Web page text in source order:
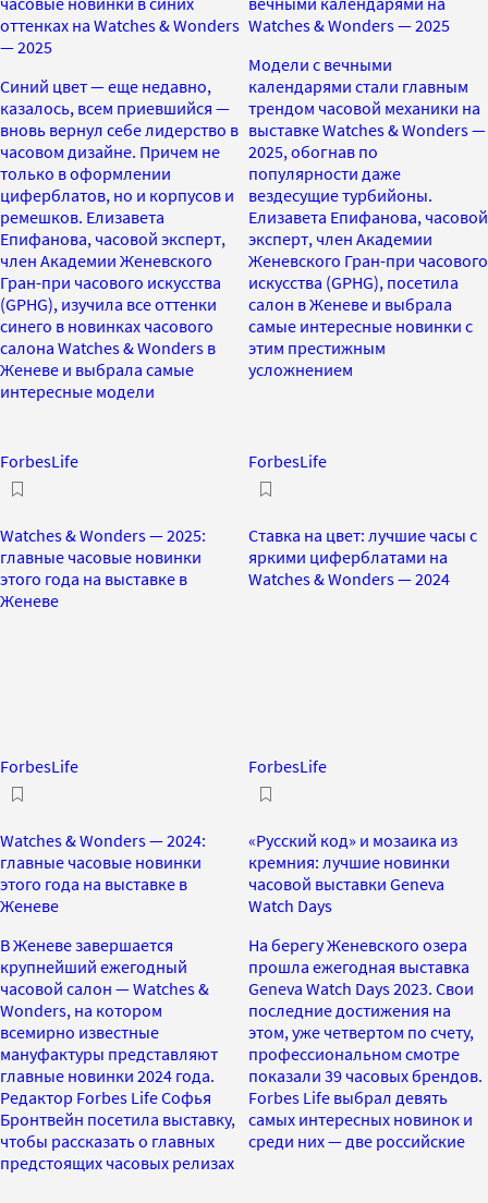
оттенках на Watches & Wonders
— 2025
Синий цвет — еще недавно,
казалось, всем приевшийся —
вновь вернул себе лидерство в
часовом дизайне. Причем не
только в оформлении
циферблатов, но и корпусов и
ремешков. Елизавета
Епифанова, часовой эксперт,
член Академии Женевского
Гран-при часового искусства
(GPHG), изучила все оттенки
синего в новинках часового
салона Watches & Wonders в
Женеве и выбрала самые
интересные модели
Watches & Wonders — 2025
Модели с вечными
календарями стали главным
трендом часовой механики на
выставке Watches & Wonders —
2025, обогнав по
популярности даже
вездесущие турбийоны.
Елизавета Епифанова, часовой
эксперт, член Академии
Женевского Гран-при часового
искусства (GPHG), посетила
салон в Женеве и выбрала
самые интересные новинки с
этим престижным
усложнением
ForbesLife
Watches & Wonders — 2025:
главные часовые новинки
этого года на выставке в
Женеве
ForbesLife
Ставка на цвет: лучшие часы с
яркими циферблатами на
Watches & Wonders — 2024
ForbesLife
Watches & Wonders — 2024:
главные часовые новинки
этого года на выставке в
Женеве
В Женеве завершается
крупнейший ежегодный
часовой салон — Watches &
Wonders, на котором
всемирно известные
мануфактуры представляют
главные новинки 2024 года.
Редактор Forbes Life Софья
Бронтвейн посетила выставку,
чтобы рассказать о главных
предстоящих часовых релизах
ForbesLife
«Русский код» и мозаика из
кремния: лучшие новинки
часовой выставки Geneva
Watch Days
На берегу Женевского озера
прошла ежегодная выставка
Geneva Watch Days 2023. Свои
последние достижения на
этом, уже четвертом по счету,
профессиональном смотре
показали 39 часовых брендов.
Forbes Life выбрал девять
самых интересных новинок и
среди них — две российские